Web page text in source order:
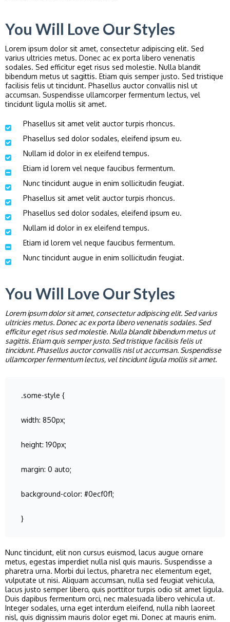
You Will Love Our Styles
Lorem ipsum dolor sit amet, consectetur adipiscing elit. Sed
varius ultricies metus. Donec ac ex porta libero venenatis
sodales. Sed efficitur eget risus sed molestie. Nulla blandit
bibendum metus ut sagittis. Etiam quis semper justo. Sed tristique
facilisis felis ut tincidunt. Phasellus auctor convallis nisl ut
accumsan. Suspendisse ullamcorper fermentum lectus, vel
tincidunt ligula mollis sit amet.
Phasellus sit amet velit auctor turpis rhoncus.
Phasellus sed dolor sodales, eleifend ipsum eu.
Nullam id dolor in ex eleifend tempus.
Etiam id lorem vel neque faucibus fermentum.
Nunc tincidunt augue in enim sollicitudin feugiat.
Phasellus sit amet velit auctor turpis rhoncus.
Phasellus sed dolor sodales, eleifend ipsum eu.
Nullam id dolor in ex eleifend tempus.
Etiam id lorem vel neque faucibus fermentum.
Nunc tincidunt augue in enim sollicitudin feugiat.
You Will Love Our Styles
Lorem ipsum dolor sit amet, consectetur adipiscing elit. Sed varius
ultricies metus. Donec ac ex porta libero venenatis sodales. Sed
efficitur eget risus sed molestie. Nulla blandit bibendum metus ut
sagittis. Etiam quis semper justo. Sed tristique facilisis felis ut
tincidunt. Phasellus auctor convallis nisl ut accumsan. Suspendisse
ullamcorper fermentum lectus, vel tincidunt ligula mollis sit amet.
.some-style {
width: 850px;
height: 190px;
margin: 0 auto;
background-color: #0ecf0f1;
}
Nunc tincidunt, elit non cursus euismod, lacus augue ornare
metus, egestas imperdiet nulla nisl quis mauris. Suspendisse a
pharetra urna. Morbi dui lectus, pharetra nec elementum eget,
vulputate ut nisi. Aliquam accumsan, nulla sed feugiat vehicula,
lacus justo semper libero, quis porttitor turpis odio sit amet ligula.
Duis dapibus fermentum orci, nec malesuada libero vehicula ut.
Integer sodales, urna eget interdum eleifend, nulla nibh laoreet
nisl, quis dignissim mauris dolor eget mi. Donec at mauris enim.